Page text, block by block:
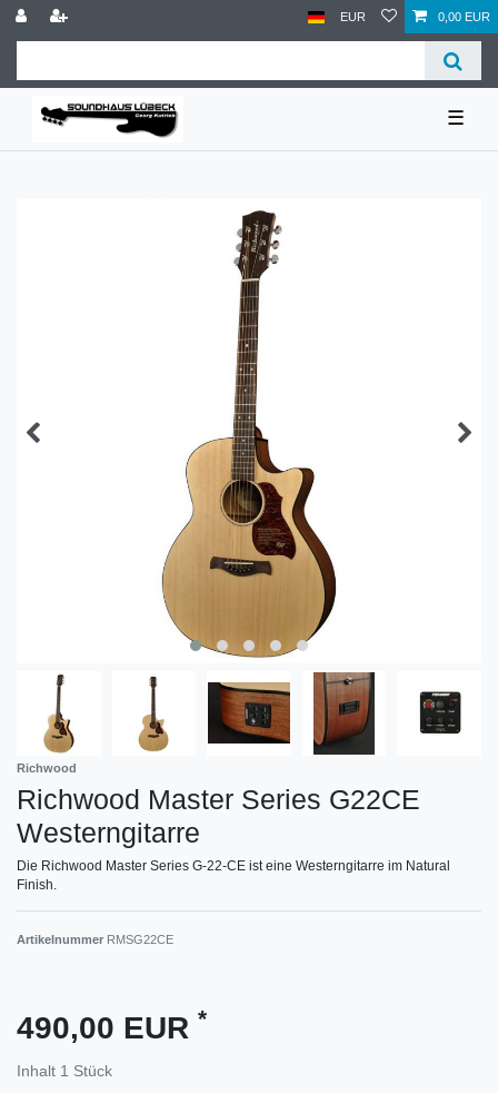
EUR 0,00 EUR
☰
Richwood
Richwood Master Series G22CE
Westerngitarre
Die Richwood Master Series G-22-CE ist eine Westerngitarre im Natural
Finish.
Artikelnummer RMSG22CE
490,00 EUR *
Inhalt 1 Stück